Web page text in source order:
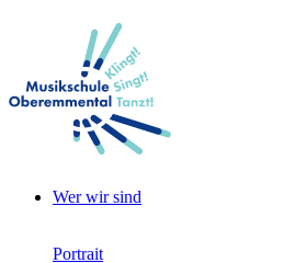
Wer wir sind
Portrait